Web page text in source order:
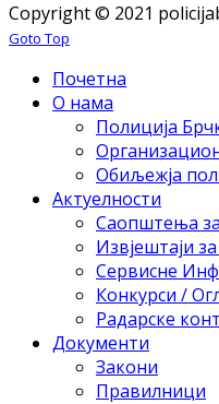
Copyright © 2021
Goto Top
Почетна
О нама
Полиција
Обиљежја
Актуелности
Саопштења за
Извјештаји
Сервисне
Конкурси /
Радарске
Документи
Закони
Правилници